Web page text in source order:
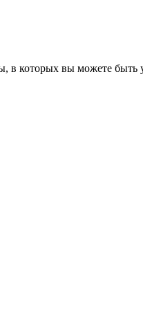
в которых вы можете быть